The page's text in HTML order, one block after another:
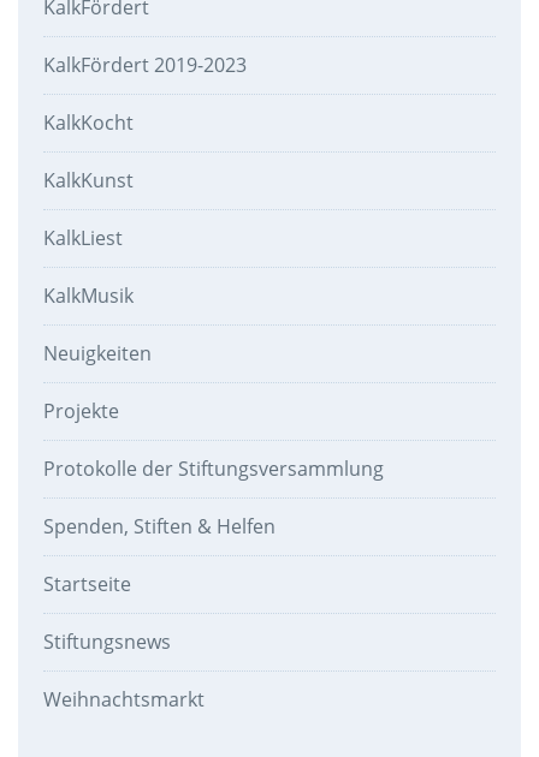
KalkFördert
KalkFördert 2019-2023
KalkKocht
KalkKunst
KalkLiest
KalkMusik
Neuigkeiten
Projekte
Protokolle der Stiftungsversammlung
Spenden, Stiften & Helfen
Startseite
Stiftungsnews
Weihnachtsmarkt